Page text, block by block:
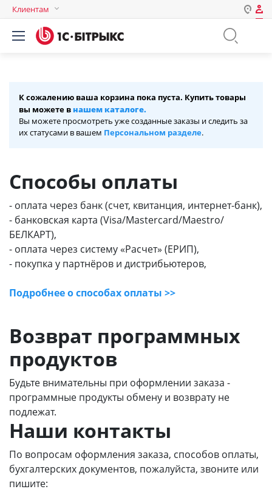
Клиентам
Авторизация
Пароль
компьютере
Забыли свой пароль?
или войдите с помощью
К сожалению ваша корзина пока пуста. Купить товары
вы можете внашем каталоге.
Вы можете просмотреть уже созданные заказы и следить за
их статусами в вашем Персональном разделе.
Способы оплаты
- оплата через банк (счет, квитанция, интернет-банк),
- банковская карта (Visa/Mastercard/Maestro/
БЕЛКАРТ),
- оплата через систему «Расчет» (ЕРИП),
- покупка у партнёров и дистрибьютеров,
Подробнее о способах оплаты >>
Возврат программных
продуктов
Будьте внимательны при оформлении заказа -
программные продукты обмену и возврату не
подлежат.
Наши контакты
По вопросам оформления заказа, способов оплаты,
бухгалтерских документов, пожалуйста, звоните или
пишите: